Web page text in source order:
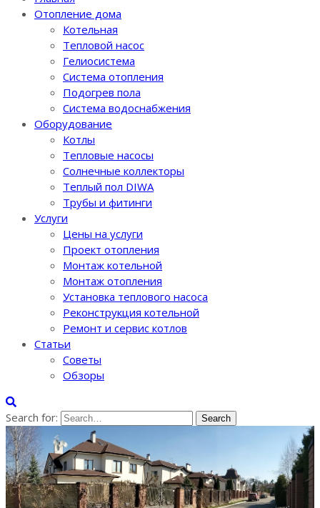
Отопление дома
Котельная
Тепловой насос
Гелиосистема
Система отопления
Подогрев пола
Система водоснабжения
Оборудование
Котлы
Тепловые насосы
Солнечные коллекторы
Теплый пол DIWA
Трубы и фитинги
Услуги
Цены на услуги
Проект отопления
Монтаж котельной
Монтаж отопления
Установка теплового насоса
Реконструкция котельной
Ремонт и сервис котлов
Статьи
Советы
Обзоры
Search for: